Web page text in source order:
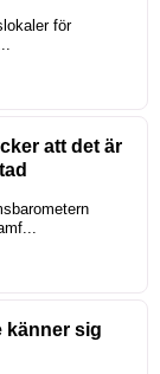
för
att det är
känner sig